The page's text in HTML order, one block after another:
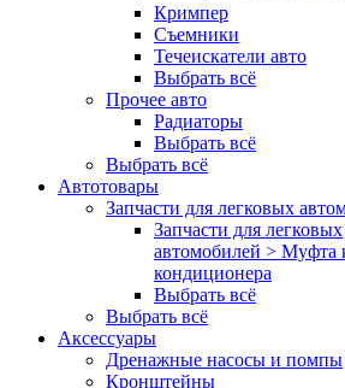
Кримпер
Съемники
Течеискатели авто
Выбрать всё
Прочее авто
Радиаторы
Выбрать всё
Выбрать всё
Автотовары
Запчасти для легковых
Запчасти для легковых
автомобилей > Муфта
кондиционера
Выбрать всё
Выбрать всё
Аксессуары
Дренажные насосы и помпы
Кронштейны